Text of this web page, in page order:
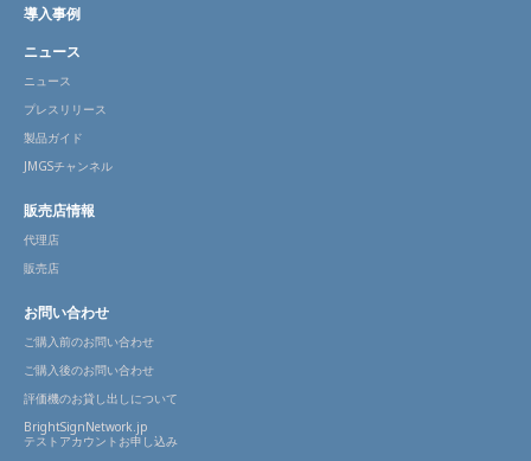
導入事例
ニュース
ニュース
プレスリリース
製品ガイド
JMGSチャンネル
販売店情報
代理店
販売店
お問い合わせ
ご購入前のお問い合わせ
ご購入後のお問い合わせ
評価機のお貸し出しについて
BrightSignNetwork.jp
テストアカウントお申し込み